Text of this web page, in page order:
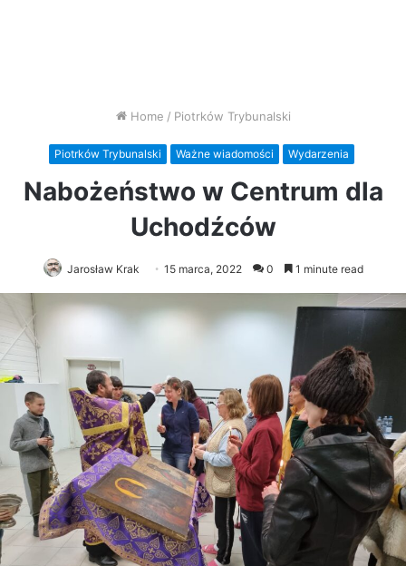
Home / Piotrków Trybunalski
Piotrków Trybunalski Ważne wiadomości Wydarzenia
Nabożeństwo w Centrum dla
Uchodźców
Jarosław Krak 15 marca, 2022 0 1 minute read